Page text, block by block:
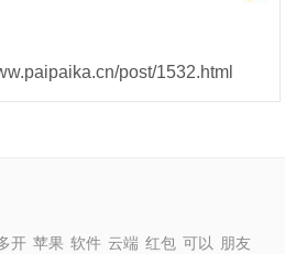
post/1532.html
开 苹果 软件 云端 红包 可以 朋友